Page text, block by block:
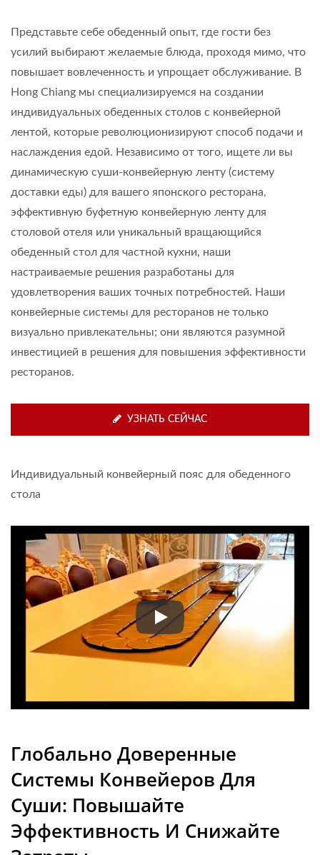
Представьте себе обеденный опыт, где гости без
усилий выбирают желаемые блюда, проходя мимо, что
повышает вовлеченность и упрощает обслуживание. В
Hong Chiang мы специализируемся на создании
индивидуальных обеденных столов с конвейерной
лентой, которые революционизируют способ подачи и
наслаждения едой. Независимо от того, ищете ли вы
динамическую суши-конвейерную ленту (систему
доставки еды) для вашего японского ресторана,
эффективную буфетную конвейерную ленту для
столовой отеля или уникальный вращающийся
обеденный стол для частной кухни, наши
настраиваемые решения разработаны для
удовлетворения ваших точных потребностей. Наши
конвейерные системы для ресторанов не только
визуально привлекательны; они являются разумной
инвестицией в решения для повышения эффективности
ресторанов.
УЗНАТЬ СЕЙЧАС
Индивидуальный конвейерный пояс для обеденного
стола
Индивидуальный
Глобально Доверенные
Системы Конвейеров Для
Суши: Повышайте
Эффективность И Снижайте